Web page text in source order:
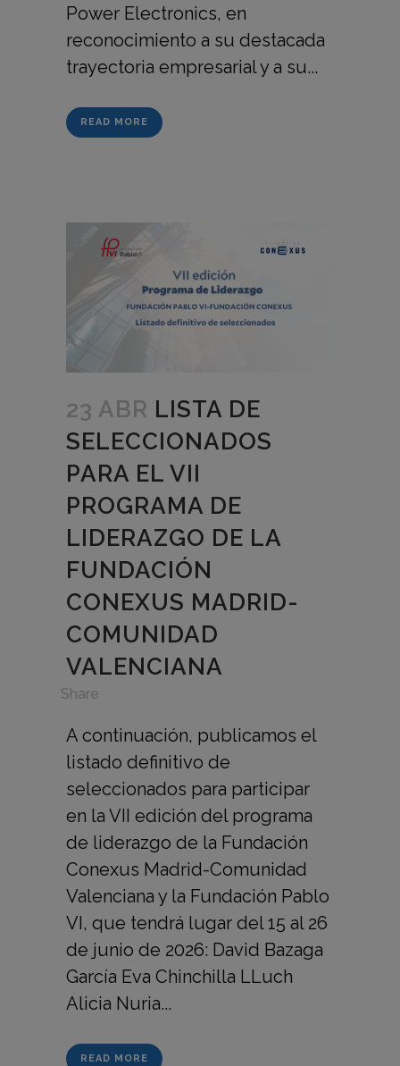
Power Electronics, en
reconocimiento a su destacada
trayectoria empresarial y a su...
READ MORE
23 ABR LISTA DE
SELECCIONADOS
PARA EL VII
PROGRAMA DE
LIDERAZGO DE LA
FUNDACIÓN
CONEXUS MADRID-
COMUNIDAD
VALENCIANA
Share
A continuación, publicamos el
listado definitivo de
seleccionados para participar
en la VII edición del programa
de liderazgo de la Fundación
Conexus Madrid-Comunidad
Valenciana y la Fundación Pablo
VI, que tendrá lugar del 15 al 26
de junio de 2026: David Bazaga
García Eva Chinchilla LLuch
Alicia Nuria...
READ MORE